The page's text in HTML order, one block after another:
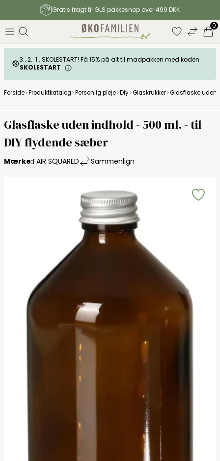
Gratis fragt til GLS pakkeshop over 499 DKK
0
3.. 2.. 1.. SKOLESTART! Få 15% på alt til madpakken med koden
SKOLESTART
Forside Produktkatalog Personlig pleje Diy Glaskrukker Glasflaske
Glasflaske uden indhold - 500 ml. - til
DIY flydende sæber
Mærke:FAIR SQUARED Sammenlign